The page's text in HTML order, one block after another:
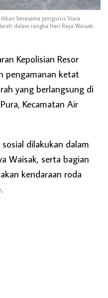
berasama pengurus Viara
dalam rangka Hari Raya Waisak.
Kepolisian Resor
pengamanan ketat
yang berlangsung di
Kecamatan Air
dilakukan dalam
Waisak, serta bagian
kendaraan roda